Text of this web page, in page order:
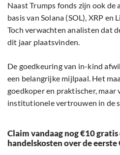
Naast Trumps fonds zijn ook de
basis van Solana (SOL), XRP en
Toch verwachten analisten dat
dit jaar plaatsvinden.
De goedkeuring van in-kind
een belangrijke mijlpaal. Het
goedkoper en praktischer,
institutionele vertrouwen in de
Claim vandaag nog €10 gratis
handelskosten over de